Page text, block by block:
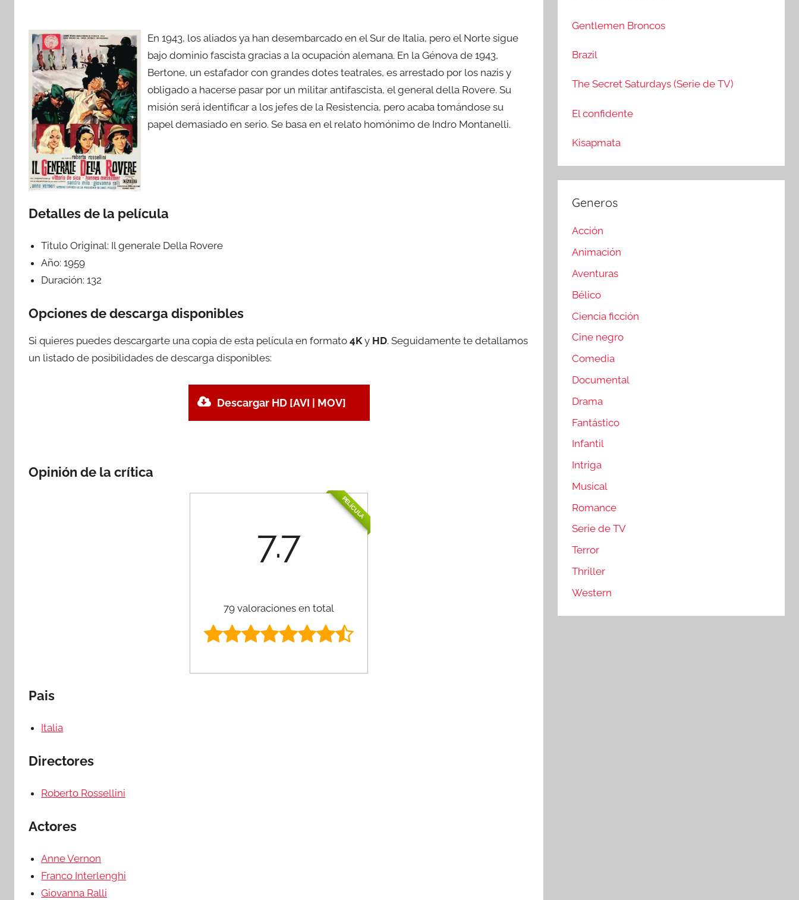
En 1943, los aliados ya han desembarcado en el Sur de Italia, pero el Norte sigue
bajo dominio fascista gracias a la ocupación alemana. En la Génova de 1943,
Bertone, un estafador con grandes dotes teatrales, es arrestado por los nazis y
obligado a hacerse pasar por un militar antifascista, el general della Rovere. Su
misión será identificar a los jefes de la Resistencia, pero acaba tomándose su
papel demasiado en serio. Se basa en el relato homónimo de Indro Montanelli.
Detalles de la película
Titulo Original: Il generale Della Rovere
Año:1959
Duración:132
Opciones de descarga disponibles
Si quieres puedes descargarte una copia de esta película en formato 4K y HD. Seguidamente te detallamos
un listado de posibilidades de descarga disponibles:
Descargar HD [AVI | MOV]
Opinión de la crítica
PELÍCULA
7.7
79 valoraciones en total
Pais
Italia
Directores
Roberto Rossellini
Actores
Anne Vernon
Franco Interlenghi
Giovanna Ralli
:Gentlemen Broncos
Brazil
The Secret Saturdays (Serie de TV)
El confidente
Kisapmata
Generos
Acción
Animación
Aventuras
Bélico
Ciencia ficción
Cine negro
Comedia
Documental
Drama
Fantástico
Infantil
Intriga
Musical
Romance
Serie de TV
Terror
Thriller
Western